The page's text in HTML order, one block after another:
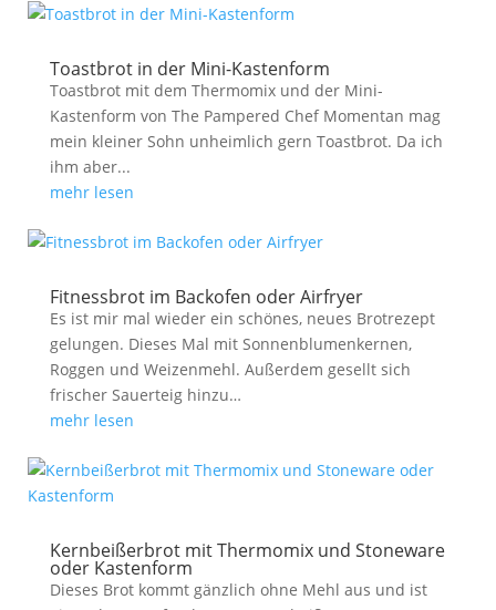
Toastbrot in der Mini-Kastenform
Toastbrot mit dem Thermomix und der Mini-
Kastenform von The Pampered Chef Momentan mag
mein kleiner Sohn unheimlich gern Toastbrot. Da ich
ihm aber...
mehr lesen
Fitnessbrot im Backofen oder Airfryer
Es ist mir mal wieder ein schönes, neues Brotrezept
gelungen. Dieses Mal mit Sonnenblumenkernen,
Roggen und Weizenmehl. Außerdem gesellt sich
frischer Sauerteig hinzu…
mehr lesen
Kernbeißerbrot mit Thermomix und Stoneware
oder Kastenform
Dieses Brot kommt gänzlich ohne Mehl aus und ist